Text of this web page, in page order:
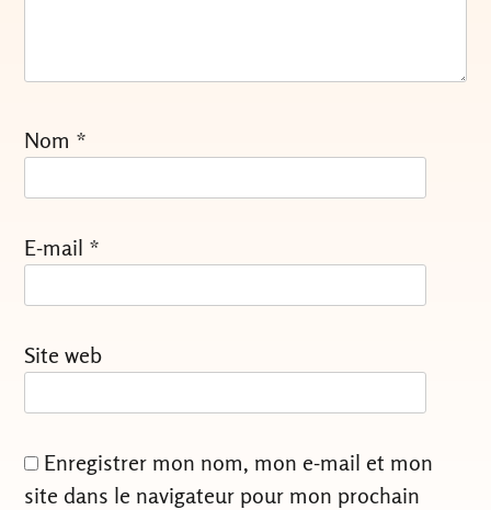
Nom *
E-mail *
Site web
Enregistrer mon nom, mon e-mail et mon
site dans le navigateur pour mon prochain